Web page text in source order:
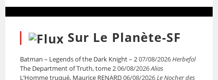
Sur Le Planète-SF
Batman – Legends of the Dark Knight – 207/08/2026Herbefol
The Department of Truth, tome 206/08/2026Alias
L’Homme truqué, Maurice RENARD06/08/2026Le Nocher des